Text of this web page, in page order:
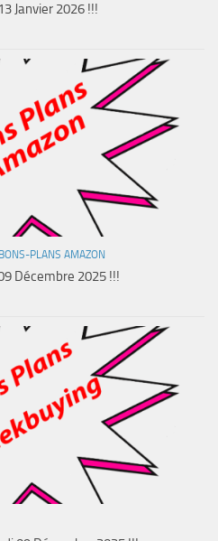
Janvier 2026 !!!
PLANS AMAZON
Décembre 2025 !!!